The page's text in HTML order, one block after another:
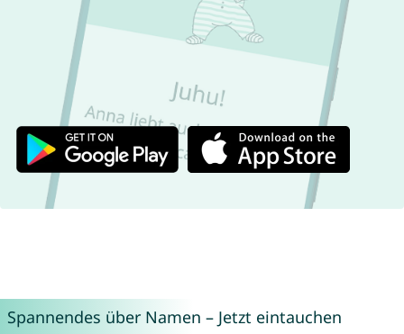
Spannendes über Namen – Jetzt eintauchen